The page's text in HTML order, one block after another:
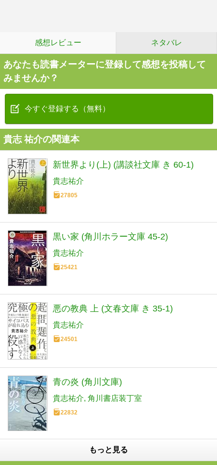
感想レビュー ネタバレ
あなたも読書メーターに登録して感想を投稿して
みませんか？
今すぐ登録する（無料）
貴志 祐介の関連本
新世界より(上) (講談社文庫 き 60-1)
貴志祐介
27805
黒い家 (角川ホラー文庫 45-2)
貴志祐介
25421
悪の教典 上 (文春文庫 き 35-1)
貴志祐介
24501
青の炎 (角川文庫)
貴志祐介 角川書店装丁室
22832
もっと見る